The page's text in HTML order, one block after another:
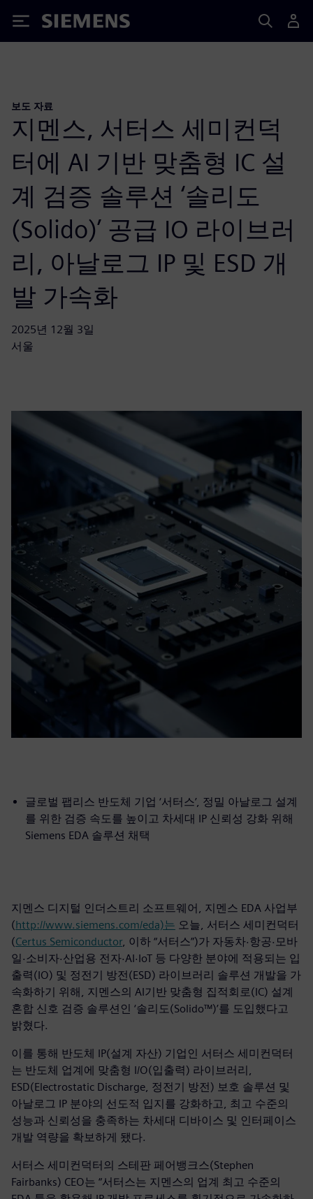
Siemens
보도 자료
지멘스, 서터스 세미컨덕
터에 AI 기반 맞춤형 IC 설
계 검증 솔루션 ‘솔리도
(Solido)’ 공급 IO 라이브러
리, 아날로그 IP 및 ESD 개
발 가속화
2025년 12월 3일
서울
글로벌 팹리스 반도체 기업 ‘서터스’, 정밀 아날로그 설계
를 위한 검증 속도를 높이고 차세대 IP 신뢰성 강화 위해
Siemens EDA 솔루션 채택
지멘스 디지털 인더스트리 소프트웨어, 지멘스 EDA 사업부
(http://www.siemens.com/eda)는 오늘, 서터스 세미컨덕터
(Certus Semiconductor, 이하 “서터스”)가 자동차·항공·모바
일·소비자·산업용 전자·AI·IoT 등 다양한 분야에 적용되는 입
출력(IO) 및 정전기 방전(ESD) 라이브러리 솔루션 개발을 가
속화하기 위해, 지멘스의 AI기반 맞춤형 집적회로(IC) 설계
혼합 신호 검증 솔루션인 ‘솔리도(Solido™)’를 도입했다고
밝혔다.
이를 통해 반도체 IP(설계 자산) 기업인 서터스 세미컨덕터
는 반도체 업계에 맞춤형 I/O(입출력) 라이브러리,
ESD(Electrostatic Discharge, 정전기 방전) 보호 솔루션 및
아날로그 IP 분야의 선도적 입지를 강화하고, 최고 수준의
성능과 신뢰성을 충족하는 차세대 디바이스 및 인터페이스
개발 역량을 확보하게 됐다.
서터스 세미컨덕터의 스테판 페어뱅크스(Stephen
Fairbanks) CEO는 “서터스는 지멘스의 업계 최고 수준의